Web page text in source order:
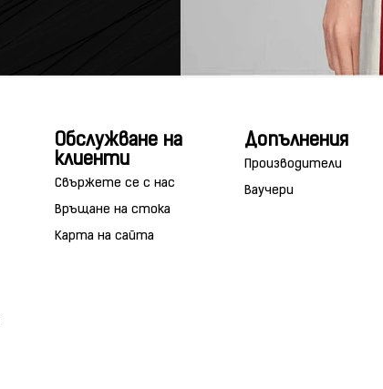
Обслужване на
клиенти
Свържете се с нас
Връщане на стока
Карта на сайта
Допълнения
Производители
Ваучери